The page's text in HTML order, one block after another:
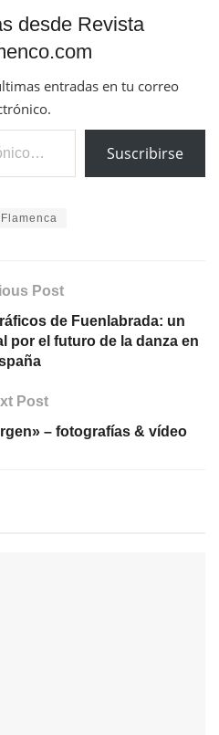
desde Revista
entradas en tu correo
Suscribirse
Post
de Fuenlabrada: un
por el futuro de la danza en
Post
– fotografías & vídeo